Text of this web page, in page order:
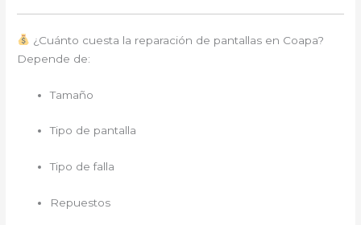
¿Cuánto cuesta la reparación de pantallas en Coapa?
Depende de:
Tamaño
Tipo de pantalla
Tipo de falla
Repuestos